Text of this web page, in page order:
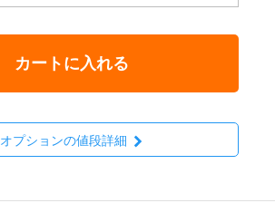
カートに入れる
オプションの値段詳細